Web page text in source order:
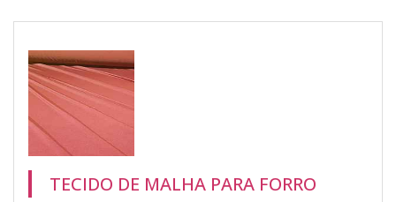
TECIDO DE MALHA PARA FORRO